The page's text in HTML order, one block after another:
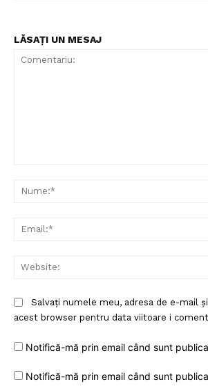
LĂSAȚI UN MESAJ
Salvați numele meu, adresa de e-mail
acest browser pentru data viitoare i
Notifică-mă prin email când sunt
Notifică-mă prin email când sunt